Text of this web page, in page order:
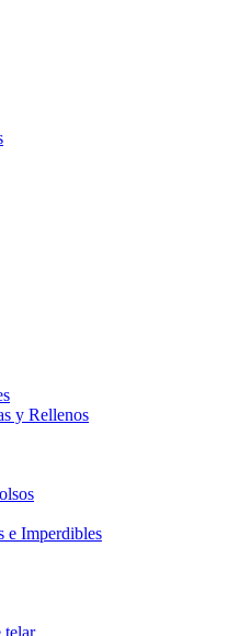
y Rellenos
e Imperdibles
telar